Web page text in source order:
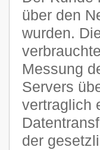
über den
wurden.
Messung
Servers
vertraglich
der